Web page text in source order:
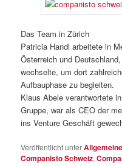
Das Team in Zürich
Patricia Handl arbeitete in
Österreich und
wechselte, um dort
Aufbauphase zu begleiten.
Klaus Abele verantwortete
Gruppe, war als CEO der
ins Venture Geschäft
Veröffentlicht unter
Companisto Schweiz,